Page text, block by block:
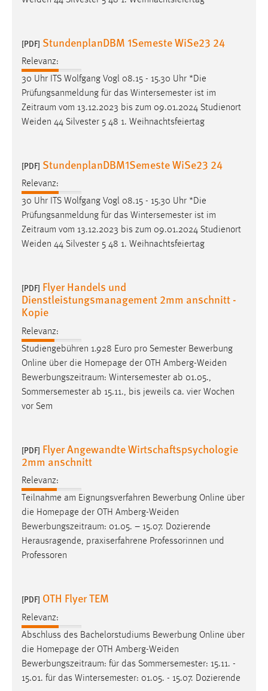
[PDF] StundenplanDBM 1Semeste WiSe23 24
Relevanz:
30 Uhr ITS Wolfgang Vogl 08.15 - 15.30 Uhr *Die
Prüfungsanmeldung für das Wintersemester ist im
Zeitraum vom 13.12.2023 bis zum 09.01.2024 Studienort
Weiden 44 Silvester 5 48 1. Weihnachtsfeiertag
[PDF] StundenplanDBM1Semeste WiSe23 24
Relevanz:
30 Uhr ITS Wolfgang Vogl 08.15 - 15.30 Uhr *Die
Prüfungsanmeldung für das Wintersemester ist im
Zeitraum vom 13.12.2023 bis zum 09.01.2024 Studienort
Weiden 44 Silvester 5 48 1. Weihnachtsfeiertag
[PDF] Flyer Handels und
Dienstleistungsmanagement 2mm anschnitt -
Kopie
Relevanz:
Studiengebühren 1.928 Euro pro Semester Bewerbung
Online über die Homepage der OTH Amberg-Weiden
Bewerbungszeitraum: Wintersemester ab 01.05.,
Sommersemester ab 15.11., bis jeweils ca. vier Wochen
vor Sem
[PDF] Flyer Angewandte Wirtschaftspsychologie
2mm anschnitt
Relevanz:
Teilnahme am Eignungsverfahren Bewerbung Online über
die Homepage der OTH Amberg-Weiden
Bewerbungszeitraum: 01.05. – 15.07. Dozierende
Herausragende, praxiserfahrene Professorinnen und
Professoren
[PDF] OTH Flyer TEM
Relevanz:
Abschluss des Bachelorstudiums Bewerbung Online über
die Homepage der OTH Amberg-Weiden
Bewerbungszeitraum: für das Sommersemester: 15.11. -
15.01. für das Wintersemester: 01.05. - 15.07. Dozierende